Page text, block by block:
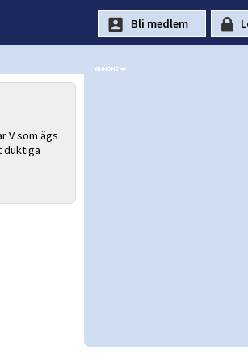
V som ägs
duktiga